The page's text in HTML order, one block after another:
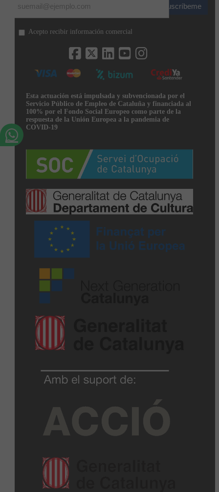
Suscríbeme
Acepto recibir información comercial
Esta actuación está impulsada y subvencionada por el
Servicio Público de Empleo de Cataluña y financiada al
100% por el Fondo Social Europeo como parte de la
respuesta de la Unión Europea a la pandemia de
COVID-19